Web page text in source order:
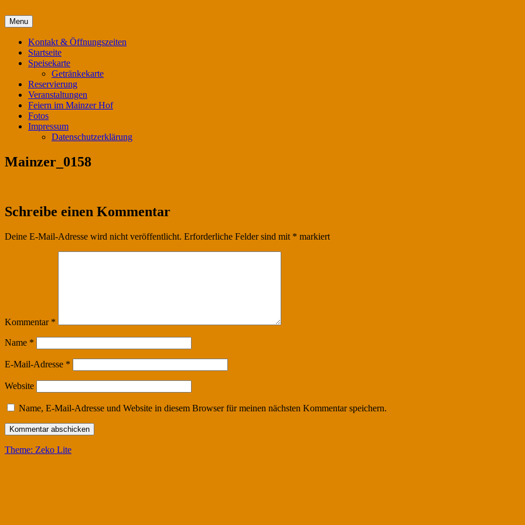
Skip
to
content
Mainzer Hof Köln
Menu
Kontakt & Öffnungszeiten
Startseite
Speisekarte
Getränkekarte
Reservierung
Veranstaltungen
Feiern im Mainzer Hof
Fotos
Impressum
Datenschutzerklärung
Mainzer_0158
Schreibe einen Kommentar
Deine E-Mail-Adresse wird nicht veröffentlicht. Erforderliche Felder sind mit * markiert
Kommentar *
Name *
E-Mail-Adresse *
Website
Name, E-Mail-Adresse und Website in diesem Browser für meinen nächsten Kommentar speichern.
Theme: Zeko Lite